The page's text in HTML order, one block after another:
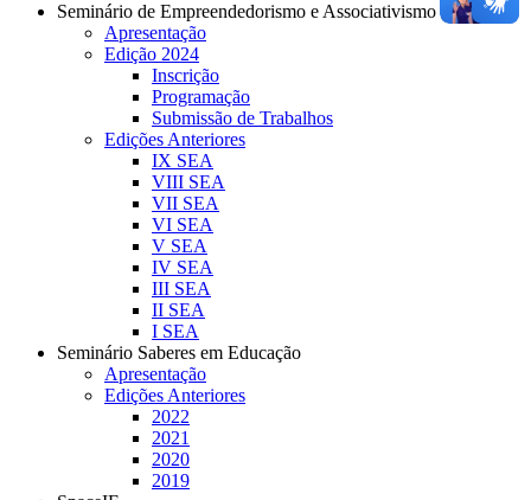
Seminário de Empreendedorismo e Associativismo
Apresentação
Edição 2024
Inscrição
Programação
Submissão de Trabalhos
Edições Anteriores
IX SEA
VIII SEA
VII SEA
VI SEA
V SEA
IV SEA
III SEA
II SEA
I SEA
Seminário Saberes em Educação
Apresentação
Edições Anteriores
2022
2021
2020
2019